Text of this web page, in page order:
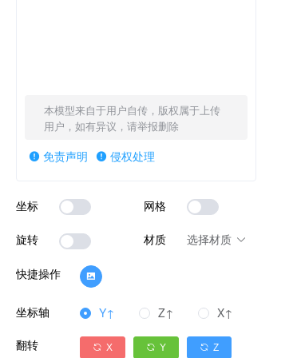
本模型来自于用户自传，版权属于上传
用户，如有异议，请举报删除
免责声明 侵权处理
坐标 网格
旋转 材质 选择材质
快捷操作
坐标轴 Y↑ Z↑ X↑
翻转 X Y Z